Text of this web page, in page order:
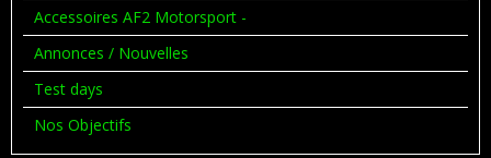
Accessoires AF2 Motorsport -
Annonces / Nouvelles
Test days
Nos Objectifs